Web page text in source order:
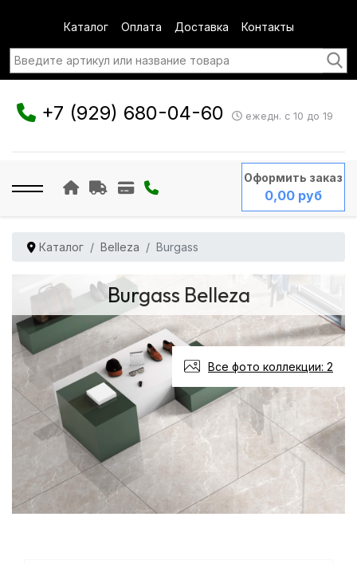
Каталог Оплата Доставка Контакты
+7 (929) 680-04-60 ежедн. с 10 до 19
Оформить заказ
0,00 руб
Каталог Belleza Burgass
Burgass Belleza
Все фото коллекции: 2